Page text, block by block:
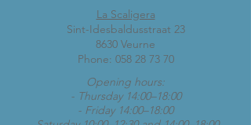
La Scaligera
Sint-Idesbaldusstraat 23
8630 Veurne
Phone: 058 28 73 70
Opening hours:
- Thursday 14:00–18:00
- Friday 14:00–18:00